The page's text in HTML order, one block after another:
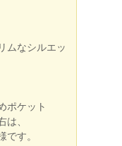
ムなシルエッ
ポケット
は、
です。